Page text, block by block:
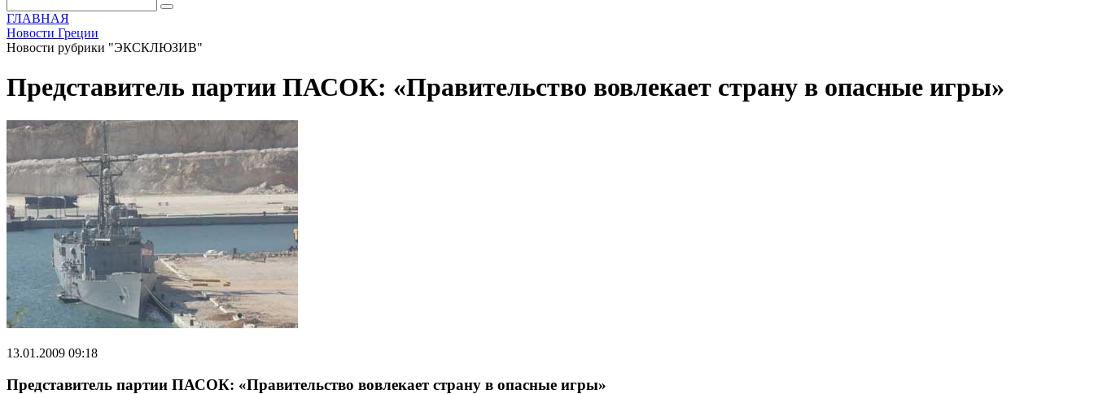
ГЛАВНАЯ
Новости Греции
Новости рубрики "ЭКСКЛЮЗИВ"
Представитель партии ПАСОК: «Правительство вовлекает страну в опасные игры»
13.01.2009 09:18
Представитель партии ПАСОК: «Правительство вовлекает страну в опасные игры»